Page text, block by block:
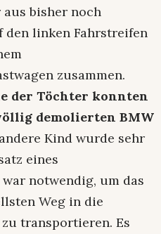
bisher noch
linken Fahrstreifen
zusammen.
der Töchter konnten
demolierten BMW
Kind wurde sehr
eines
notwendig, um das
Weg in die
transportieren. Es